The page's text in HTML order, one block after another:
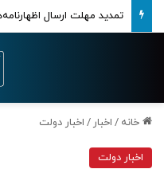
تمدید مهلت ارسال
خانه / اخبار / اخبار دولت
اخبار دولت